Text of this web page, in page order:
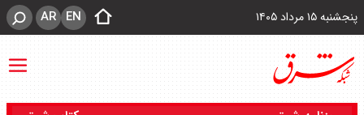
پنجشنبه ۱۵ مرداد ۱۴۰۵ EN
AR